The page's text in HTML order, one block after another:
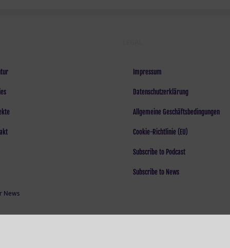
News
Impressum
Datenschutzerklärung
Allgemeine Geschäftsbedingungen
Cookie-Richtlinie (EU)
Subscribe to Podcast
Subscribe to News